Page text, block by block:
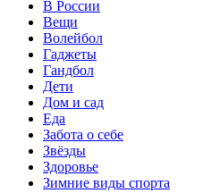
В России
Вещи
Волейбол
Гаджеты
Гандбол
Дети
Дом и сад
Еда
Забота о себе
Звёзды
Здоровье
Зимние виды спорта